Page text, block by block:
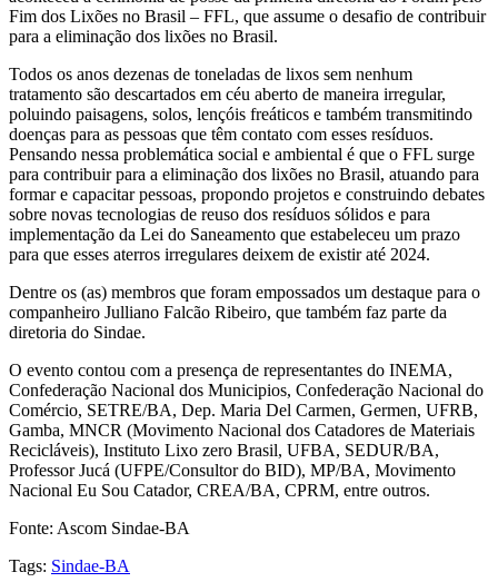
Fim dos Lixões no Brasil – FFL, que assume o desafio de contribuir
para a eliminação dos lixões no Brasil.
Todos os anos dezenas de toneladas de lixos sem nenhum
tratamento são descartados em céu aberto de maneira irregular,
poluindo paisagens, solos, lençóis freáticos e também transmitindo
doenças para as pessoas que têm contato com esses resíduos.
Pensando nessa problemática social e ambiental é que o FFL surge
para contribuir para a eliminação dos lixões no Brasil, atuando para
formar e capacitar pessoas, propondo projetos e construindo debates
sobre novas tecnologias de reuso dos resíduos sólidos e para
implementação da Lei do Saneamento que estabeleceu um prazo
para que esses aterros irregulares deixem de existir até 2024.
Dentre os (as) membros que foram empossados um destaque para o
companheiro Julliano Falcão Ribeiro, que também faz parte da
diretoria do Sindae.
O evento contou com a presença de representantes do INEMA,
Confederação Nacional dos Municipios, Confederação Nacional do
Comércio, SETRE/BA, Dep. Maria Del Carmen, Germen, UFRB,
Gamba, MNCR (Movimento Nacional dos Catadores de Materiais
Recicláveis), Instituto Lixo zero Brasil, UFBA, SEDUR/BA,
Professor Jucá (UFPE/Consultor do BID), MP/BA, Movimento
Nacional Eu Sou Catador, CREA/BA, CPRM, entre outros.
Fonte: Ascom Sindae-BA
Tags: Sindae-BA